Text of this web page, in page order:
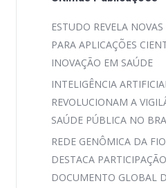
ESTUDO REVELA NOVAS
PARA APLICAÇÕES
INOVAÇÃO EM SAÚDE
INTELIGÊNCIA
REVOLUCIONAM A
SAÚDE PÚBLICA NO
REDE GENÔMICA DA
DESTACA
DOCUMENTO GLOBAL